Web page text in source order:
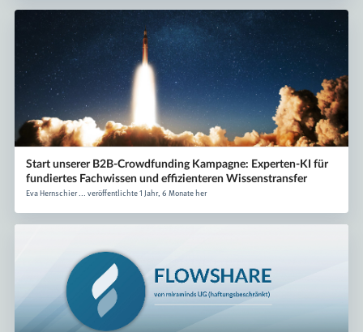
Start unserer B2B-Crowdfunding Kampagne: Experten-KI für
fundiertes Fachwissen und effizienteren Wissenstransfer
Eva Hernschier ... veröffentlichte 1 Jahr, 6 Monate her